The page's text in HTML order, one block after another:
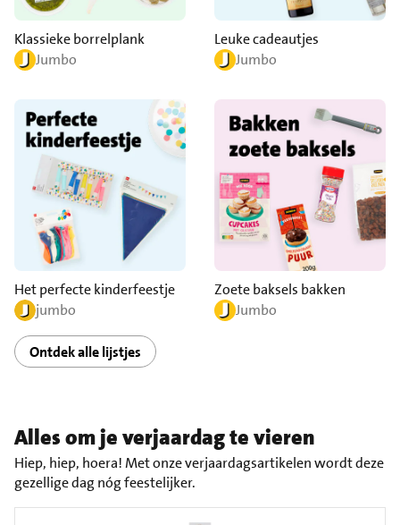
Klassieke borrelplank
Jumbo
Leuke cadeautjes
Jumbo
Het perfecte kinderfeestje
jumbo
Zoete baksels bakken
Jumbo
Ontdek alle lijstjes
Alles om je verjaardag te vieren
Hiep, hiep, hoera! Met onze verjaardagsartikelen wordt deze
gezellige dag nóg feestelijker.